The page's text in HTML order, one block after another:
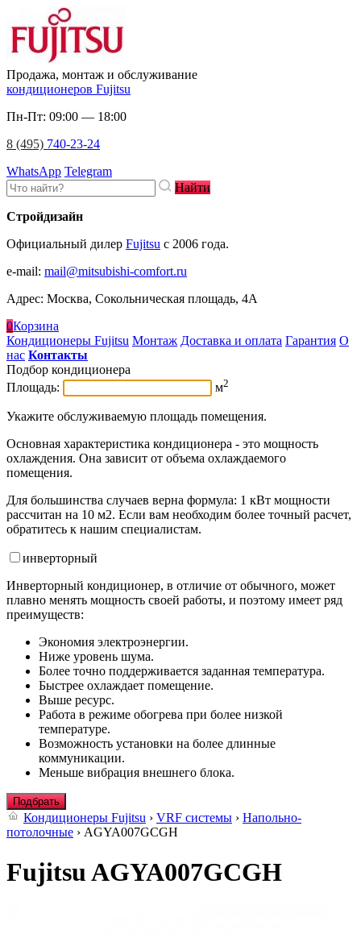
Продажа, монтаж и обслуживание
кондиционеров Fujitsu
Пн-Пт: 09:00 — 18:00
8 (495) 740-23-24
WhatsApp Telegram
Найти
Стройдизайн
Официальный дилер Fujitsu c 2006 года.
e-mail: mail@mitsubishi-comfort.ru
Адрес: Москва, Сокольническая площадь, 4А
0Корзина
Кондиционеры Fujitsu Монтаж Доставка и оплата Гарантия О
нас Контакты
Подбор кондиционера
Площадь:
м2
Укажите обслуживаемую площадь помещения.
Основная характеристика кондиционера - это мощность
охлаждения. Она зависит от объема охлаждаемого
помещения.
Для большинства случаев верна формула: 1 кВт мощности
рассчитан на 10 м2. Если вам необходим более точный расчет,
обратитесь к нашим специалистам.
инверторный
Инверторный кондиционер, в отличие от обычного, может
плавно менять мощность своей работы, и поэтому имеет ряд
преимуществ:
Экономия электроэнергии.
Ниже уровень шума.
Более точно поддерживается заданная температура.
Быстрее охлаждает помещение.
Выше ресурс.
Работа в режиме обогрева при более низкой
температуре.
Возможность установки на более длинные
коммуникации.
Меньше вибрация внешнего блока.
Подбрать
Кондиционеры Fujitsu › VRF системы › Напольно-
потолочные › AGYA007GCGH
Fujitsu AGYA007GCGH